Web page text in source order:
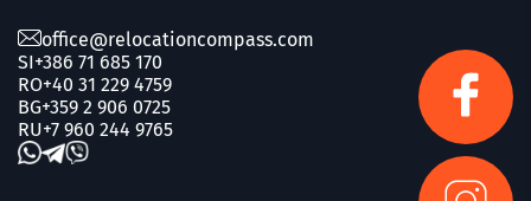
office@relocationcompass.com
SI+386 71 685 170
RO+40 31 229 4759
BG+359 2 906 0725
RU+7 960 244 9765